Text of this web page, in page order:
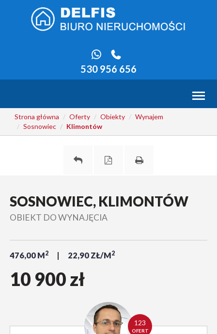
530 956 656
Strona główna
Oferty Obiekty
Wynajem
Sosnowiec
Klimontów
SOSNOWIEC, KLIMONTÓW
OBIEKT DO WYNAJĘCIA
476,00 M2 22,90 ZŁ/M2
10 900 zł
123
OFERT